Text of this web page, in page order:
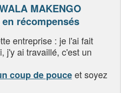
MAKENGO
récompensés
entreprise : je l'ai fait
j'y ai travaillé, c'est un
coup de pouceet soyez